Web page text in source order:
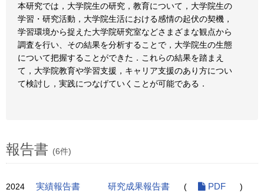
本研究では，大学院生の研究，教育について，大学院生の
学習・研究活動，大学院生活における感情の起伏の契機，
学習環境から捉えた大学院研究室などさまざまな観点から
調査を行い、その結果を分析することで，大学院生の生態
について把握することができた．これらの結果を踏まえ
て，大学院教育や学習支援，キャリア支援のあり方につい
て検討し，実践につなげていくことが可能である．
報告書 (6件)
2024 実績報告書 研究成果報告書 ( PDF )